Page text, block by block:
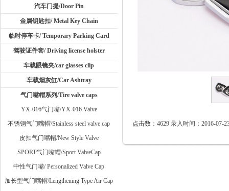
汽车门提/Door Pin
金属钥匙扣/ Metal Key Chain
临时停车卡/ Temporary Parking Card
驾驶证件套/ Driving license holster
车载眼镜夹/car glasses clip
车载烟灰缸/Car Ashtray
气门嘴帽系列/Tire valve caps
YX-016气门嘴/YX-016 Valve
不锈钢气门嘴帽/Stainless steel valve cap
皮扣气门嘴帽/New Style Valve
SPORT气门嘴帽/Sport ValveCap
中性气门嘴/ Personalized Valve Cap
加长型气门嘴帽/Lengthening Type Air Cap
点击数：4629 录入时间：2016-07-